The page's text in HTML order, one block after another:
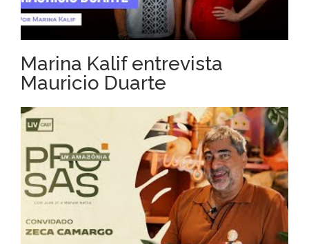
Marina Kalif entrevista
Mauricio Duarte